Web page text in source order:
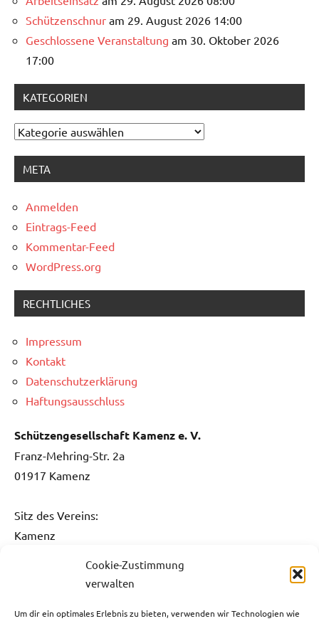
Cookie-Zustimmung
verwalten
Um dir ein optimales Erlebnis zu bieten, verwenden wir Technologien wie
Schützenschnur am 29. August 2026 14:00
Geschlossene Veranstaltung am 30. Oktober 2026
17:00
KATEGORIEN
Kategorien
META
Anmelden
Eintrags-Feed
Kommentar-Feed
WordPress.org
RECHTLICHES
Impressum
Kontakt
Datenschutzerklärung
Haftungsausschluss
Schützengesellschaft Kamenz e. V.
Franz-Mehring-Str. 2a
01917 Kamenz
Sitz des Vereins:
Kamenz
Fon: 0151 / 5061 1482
Fax: 03578 / 3736 731